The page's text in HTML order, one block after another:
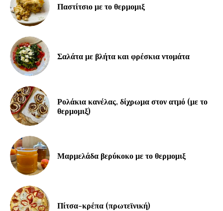
Παστίτσιο με το θερμομιξ
Σαλάτα με βλήτα και φρέσκια ντομάτα
Ρολάκια κανέλας, δίχρωμα στον ατμό (με το
θερμομιξ)
Μαρμελάδα βερύκοκο με το θερμομιξ
Πίτσα-κρέπα (πρωτεϊνική)